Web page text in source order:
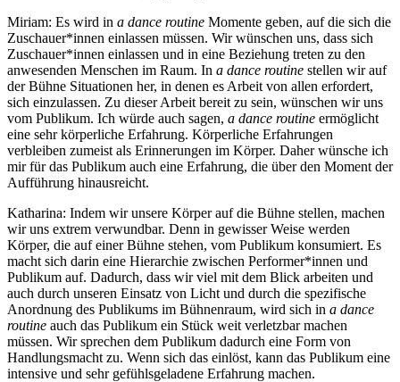
Miriam: Es wird in a dance routine Momente geben, auf die sich die
Zuschauer*innen einlassen müssen. Wir wünschen uns, dass sich
Zuschauer*innen einlassen und in eine Beziehung treten zu den
anwesenden Menschen im Raum. In a dance routine stellen wir auf
der Bühne Situationen her, in denen es Arbeit von allen erfordert,
sich einzulassen. Zu dieser Arbeit bereit zu sein, wünschen wir uns
vom Publikum. Ich würde auch sagen, a dance routine ermöglicht
eine sehr körperliche Erfahrung. Körperliche Erfahrungen
verbleiben zumeist als Erinnerungen im Körper. Daher wünsche ich
mir für das Publikum auch eine Erfahrung, die über den Moment der
Aufführung hinausreicht.
Katharina: Indem wir unsere Körper auf die Bühne stellen, machen
wir uns extrem verwundbar. Denn in gewisser Weise werden
Körper, die auf einer Bühne stehen, vom Publikum konsumiert. Es
macht sich darin eine Hierarchie zwischen Performer*innen und
Publikum auf. Dadurch, dass wir viel mit dem Blick arbeiten und
auch durch unseren Einsatz von Licht und durch die spezifische
Anordnung des Publikums im Bühnenraum, wird sich in a dance
routine auch das Publikum ein Stück weit verletzbar machen
müssen. Wir sprechen dem Publikum dadurch eine Form von
Handlungsmacht zu. Wenn sich das einlöst, kann das Publikum eine
intensive und sehr gefühlsgeladene Erfahrung machen.